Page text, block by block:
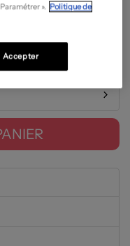
». Politique de
Accepter